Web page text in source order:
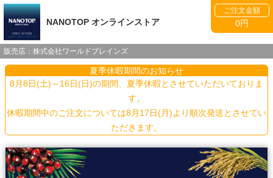
NANOTOP オンラインストア
販売店：株式会社ワールドブレインズ
夏季休暇期間のお知らせ
8月8日(土)～16日(日)の期間、夏季休暇とさせていただいておりま
す。
休暇期間中のご注文については8月17日(月)より順次発送とさせてい
ただきます。
ご注文金額
0円